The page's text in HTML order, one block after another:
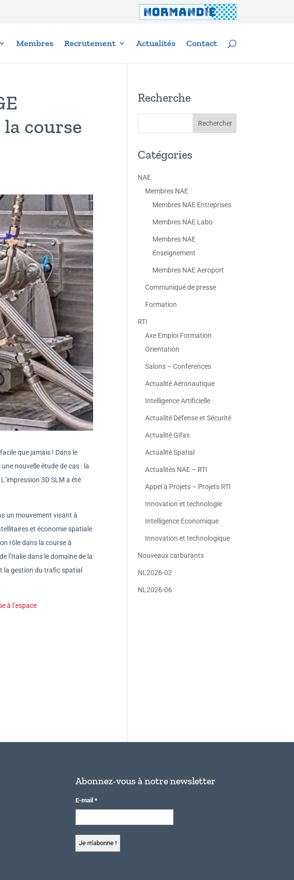
Membres Recrutement Actualités Contact
course
que jamais ! Dans le
une nouvelle étude de cas : la
3D SLM a été
un mouvement visant à
et économie spatiale
rôle dans la course à
l’Italie dans le domaine de la
la gestion du trafic spatial
à l’espace
Recherche
Catégories
NAE
Membres NAE
Membres NAE Entreprises
Membres NAE Labo
Membres NAE
Enseignement
Membres NAE Aeroport
Communiqué de presse
Formation
RTI
Axe Emploi Formation
Orientation
Salons – Conferences
Actualité Aéronautique
Intelligence Artificielle
Actualité Défense et Sécurité
Actualité Gifas
Actualité Spatial
Actualités NAE – RTI
Appel à Projets – Projets RTI
Innovation et technologie
Intelligence Economique
Innovation et technologique
Nouveaux carburants
NL2026-02
NL2026-06
Abonnez-vous à notre newsletter
E-mail *